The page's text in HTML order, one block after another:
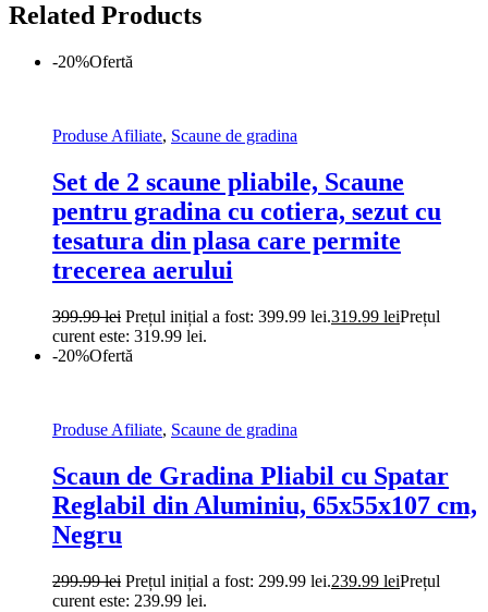
Related Products
-20%Ofertă
Produse Afiliate, Scaune de gradina
Set de 2 scaune pliabile, Scaune
pentru gradina cu cotiera, sezut cu
tesatura din plasa care permite
trecerea aerului
399.99lei Prețul inițial a fost: 399.99 lei.319.99 leiPrețul
curent este: 319.99 lei.
-20%Ofertă
Produse Afiliate, Scaune de gradina
Scaun de Gradina Pliabil cu Spatar
Reglabil din Aluminiu, 65x55x107 cm,
Negru
299.99lei Prețul inițial a fost: 299.99 lei.239.99 leiPrețul
curent este: 239.99 lei.